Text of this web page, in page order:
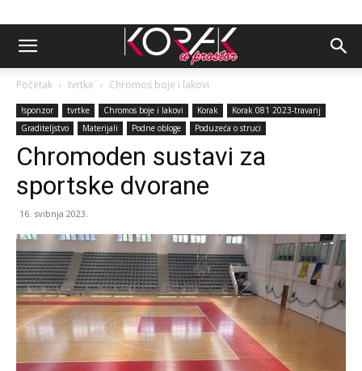
Početak tvrtke Chromos boje i lakovi
!sponzor tvrtke Chromos boje i lakovi Korak
Korak 081 2023-travanj
Graditeljstvo
Materijali Podne obloge Poduzeća o struci
Chromoden sustavi za
sportske dvorane
16. svibnja 2023.